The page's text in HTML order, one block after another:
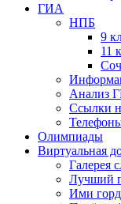
ГИА
НПБ
9
11
Анализ
Ссылки
Олимпиады
Виртуальная
Галерея
Лучший
Ими